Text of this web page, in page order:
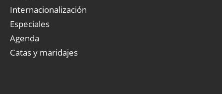
Internacionalización
Especiales
Agenda
Catas y maridajes